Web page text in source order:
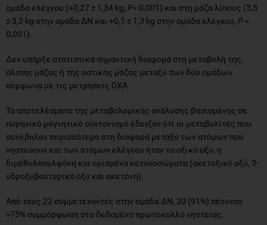
ομάδα ελέγχου (+0,27 ± 1,34 kg, P< 0,001) και στη μάζα λίπους (3,5
± 3,3 kg στην ομάδα ΔΝ και +0,1 ± 1,3 kg στην ομάδα ελέγχου, P <
0,001).
Δεν υπήρξε στατιστικά σημαντική διαφορά στη μεταβολή της
άλιπης μάζας ή της οστικής μάζας μεταξύ των δύο ομάδων
σύμφωνα με τις μετρήσεις DXA.
Τα αποτελέσματα της μεταβολομικής ανάλυσης βασισμένης σε
πυρηνικό μαγνητικό συντονισμό έδειξαν ότι οι μεταβολίτες που
συνέβαλαν περισσότερο στη διαφορά μεταξύ των ατόμων που
νηστεύουν και των ατόμων ελέγχου ήταν το οξικό οξύ, η
διμεθυλσουλφόνη και ορισμένα κετονοσώματα (ακετοξικό οξύ, 3-
υδροξυβουτυρικό οξύ και ακετόνη).
Από τους 22 συμμετέχοντες στην ομάδα ΔΝ, 20 (91%) πέτυχαν
>75% συμμόρφωση στο δεδομένο πρωτόκολλο νηστείας.